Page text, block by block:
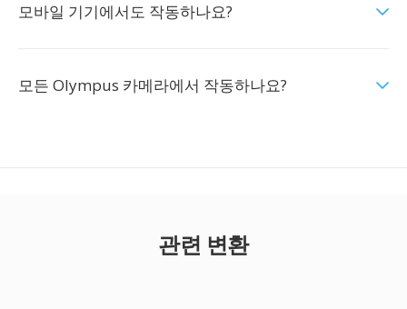
모바일 기기에서도 작동하나요?
모든 Olympus 카메라에서 작동하나요?
관련 변환